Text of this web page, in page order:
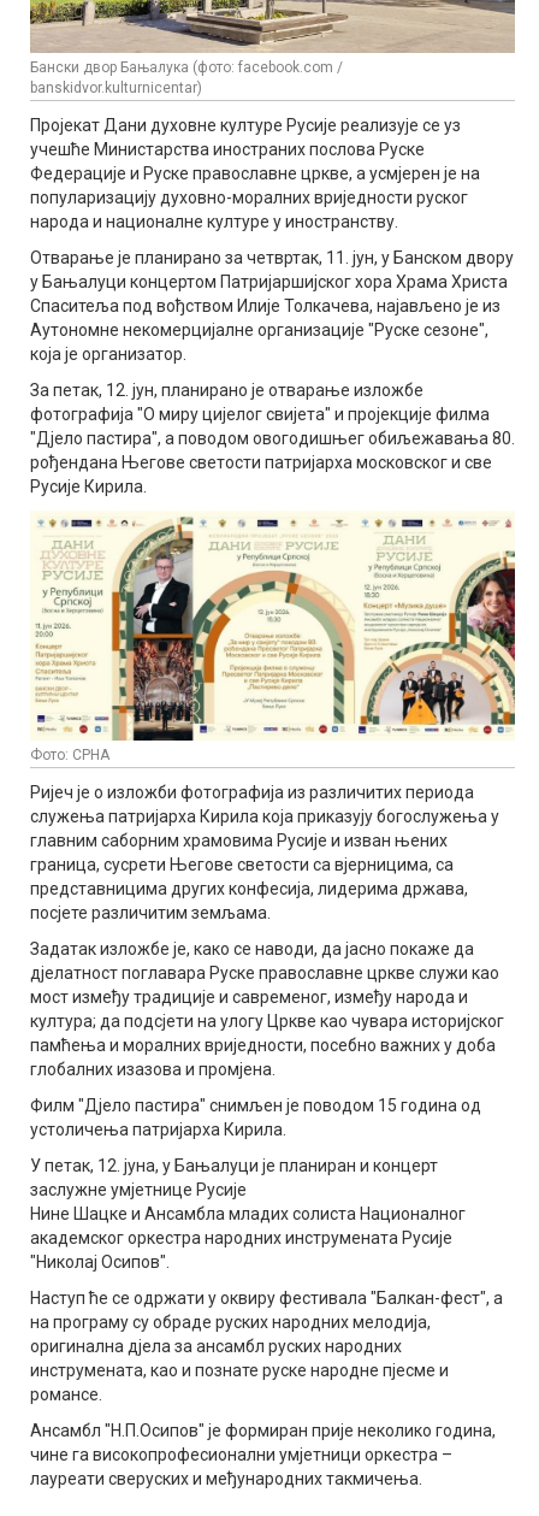
Бански двор Бањалука (фото: facebook.com /
banskidvor.kulturnicentar)
Пројекат Дани духовне културе Русије реализује се уз
учешће Министарства иностраних послова Руске
Федерације и Руске православне цркве, а усмјерен је на
популаризацију духовно-моралних вриједности руског
народа и националне културе у иностранству.
Отварање је планирано за четвртак, 11. јун, у Банском двору
у Бањалуци концертом Патријаршијског хора Храма Христа
Спаситеља под вођством Илије Толкачева, најављено је из
Аутономне некомерцијалне организације "Руске сезоне",
која је организатор.
За петак, 12. јун, планирано је отварање изложбе
фотографија "О миру цијелог свијета" и пројекције филма
"Дјело пастира", а поводом овогодишњег обиљежавања 80.
рођендана Његове светости патријарха московског и све
Русије Кирила.
Фото: СРНА
Ријеч је о изложби фотографија из различитих периода
служења патријарха Кирила која приказују богослужења у
главним саборним храмовима Русије и изван њених
граница, сусрети Његове светости са вјерницима, са
представницима других конфесија, лидерима држава,
посјете различитим земљама.
Задатак изложбе је, како се наводи, да јасно покаже да
дјелатност поглавара Руске православне цркве служи као
мост између традиције и савременог, између народа и
култура; да подсјети на улогу Цркве као чувара историјског
памћења и моралних вриједности, посебно важних у доба
глобалних изазова и промјена.
Филм "Дјело пастира" снимљен је поводом 15 година од
устоличења патријарха Кирила.
У петак, 12. јуна, у Бањалуци је планиран и концерт
заслужне умјетнице Русије
Нине Шацке и Ансамбла младих солиста Националног
академског оркестра народних инструмената Русије
"Николај Осипов".
Наступ ће се одржати у оквиру фестивала "Балкан-фест", а
на програму су обраде руских народних мелодија,
оригинална дјела за ансамбл руских народних
инструмената, као и познате руске народне пјесме и
романсе.
Ансамбл "Н.П.Осипов" је формиран прије неколико година,
чине га високопрофесионални умјетници оркестра –
лауреати сверуских и међународних такмичења.